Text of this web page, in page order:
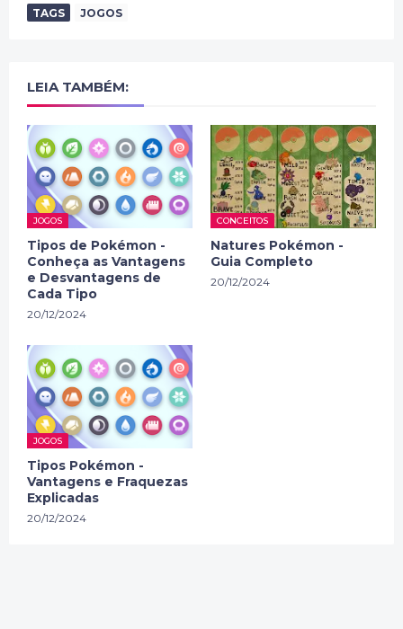
TAGS JOGOS
LEIA TAMBÉM:
JOGOS
Tipos de Pokémon -
Conheça as Vantagens
e Desvantagens de
Cada Tipo
20/12/2024
CONCEITOS
Natures Pokémon -
Guia Completo
20/12/2024
JOGOS
Tipos Pokémon -
Vantagens e Fraquezas
Explicadas
20/12/2024